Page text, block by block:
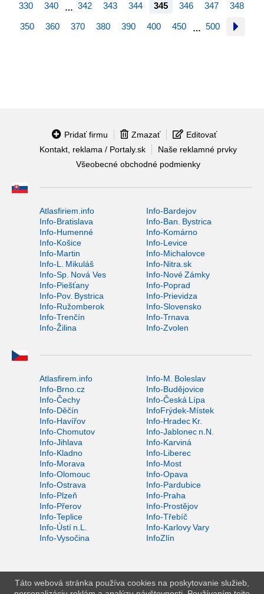
330 340 … 342 343 344 345 346 347 348
350 360 370 380 390 400 450 … 500
Pridať firmu Zmazať
Editovať
Kontakt, reklama / Portaly.sk
Naše reklamné prvky
Všeobecné obchodné podmienky
Atlasfiriem.info
Info-Bardejov
Info-Bratislava
Info-Ban. Bystrica
Info-Humenné
Info-Komárno
Info-Košice
Info-Levice
Info-Martin
Info-Michalovce
Info-L. Mikuláš
Info-Nitra.sk
Info-Sp. Nová Ves
Info-Nové Zámky
Info-Piešťany
Info-Poprad
Info-Pov. Bystrica
Info-Prievidza
Info-Ružomberok
Info-Slovensko
Info-Trenčín
Info-Trnava
Info-Žilina
Info-Zvolen
Atlasfirem.info
Info-M. Boleslav
Info-Brno.cz
Info-Budějovice
Info-Čechy
Info-Česká Lípa
Info-Děčín
InfoFrýdek-Místek
Info-Havířov
Info-Hradec Kr.
Info-Chomutov
Info-Jablonec n.N.
Info-Jihlava
Info-Karviná
Info-Kladno
Info-Liberec
Info-Morava
Info-Most
Info-Olomouc
Info-Opava
Info-Ostrava
Info-Pardubice
Info-Plzeň
Info-Praha
Info-Přerov
Info-Prostějov
Info-Teplice
Info-Třebíč
Info-Ústí n.L.
Info-Karlovy Vary
Info-Vysočina
InfoZlín
Táto webová stránka používa cookies na poskytovanie služieb,